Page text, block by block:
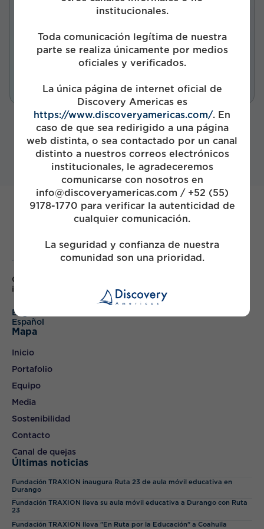
institucionales.
Toda comunicación legítima de nuestra
parte se realiza únicamente por medios
oficiales y verificados.
La única página de internet oficial de
Discovery Americas es
https://www.discoveryamericas.com/. En
caso de que sea redirigido a una página
web distinta, o sea contactado por un canal
distinto a nuestros correos electrónicos
institucionales, le agradeceremos
comunicarse con nosotros en
info@discoveryamericas.com / +52 (55)
9178-1770 para verificar la autenticidad de
cualquier comunicación.
La seguridad y confianza de nuestra
comunidad son una prioridad.
Start Year
2023
Colaborar con las principales empresas de México para
impulsar el crecimiento y generar valor
English
Español
Mapa
Inicio
Portafolio
Equipo
Media
Sostenibilidad
Contacto
Canal de quejas
Últimas noticias
Fundación TRAXION inaugura Ruta 23 de aula móvil educativa en
Durango
Fundación TRAXION lleva su aula móvil educativa a Durango con Ruta
23
Fundación TRAXION lleva "En Ruta por la Educación" a Coahuila